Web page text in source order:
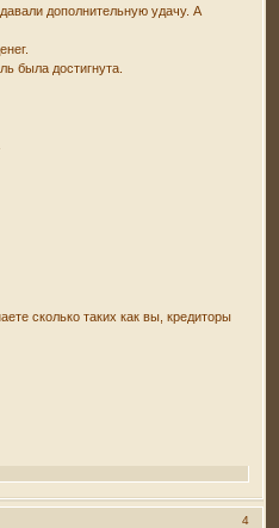
дополнительную удачу. А
была достигнута.
сколько таких как вы, кредиторы
4